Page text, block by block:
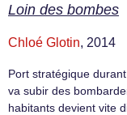
Loin des bombes
Chloé Glotin, 2014
Port stratégique
va subir des
habitants devient vite